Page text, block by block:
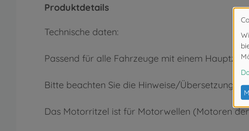
Produktdetails
Technische daten:
Passend für alle Fahrzeuge mit einem
Bitte beachten Sie die Hinweise/
Das Motorritzel ist für Motorwellen (Motoren